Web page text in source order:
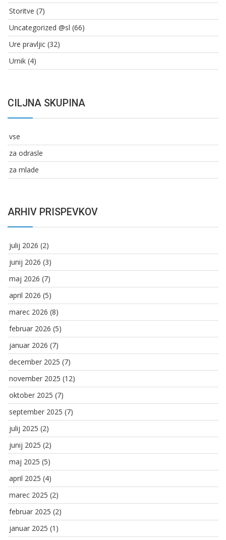
Storitve (7)
Uncategorized @sl (66)
Ure pravljic (32)
Urnik (4)
CILJNA SKUPINA
vse
za odrasle
za mlade
ARHIV PRISPEVKOV
julij 2026 (2)
junij 2026 (3)
maj 2026 (7)
april 2026 (5)
marec 2026 (8)
februar 2026 (5)
januar 2026 (7)
december 2025 (7)
november 2025 (12)
oktober 2025 (7)
september 2025 (7)
julij 2025 (2)
junij 2025 (2)
maj 2025 (5)
april 2025 (4)
marec 2025 (2)
februar 2025 (2)
januar 2025 (1)